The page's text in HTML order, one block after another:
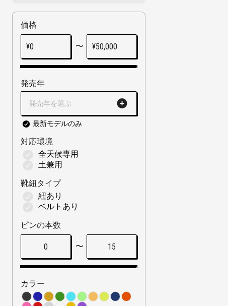
価格
¥0 〜 ¥50,000
発売年
発売年を選ぶ
最新モデルのみ
対応環境
全天候専用
土兼用
靴紐タイプ
紐あり
ベルトあり
ピンの本数
0 〜 15
カラー